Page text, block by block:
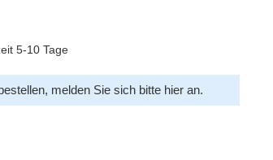
5-10 Tage
melden Sie sich bitte hieran.